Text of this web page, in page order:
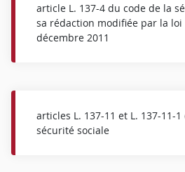
article L. 137-4 du code de la
sa rédaction modifiée par la loi
décembre 2011
articles L. 137-11 et L. 137-11-
sécurité sociale